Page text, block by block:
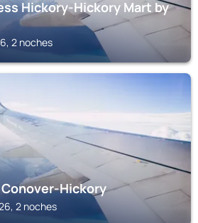
Hickory-Hickory Mart by
2 noches
Hickory
2 noches